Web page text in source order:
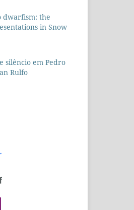
dwarfism: the
in Snow
silêncio em Pedro
Rulfo